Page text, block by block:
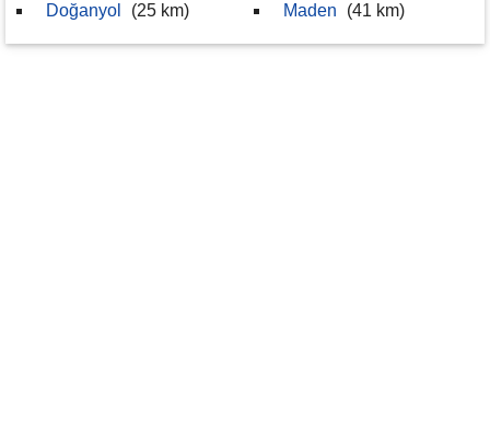
Doğanyol (25 km) Maden (41 km)